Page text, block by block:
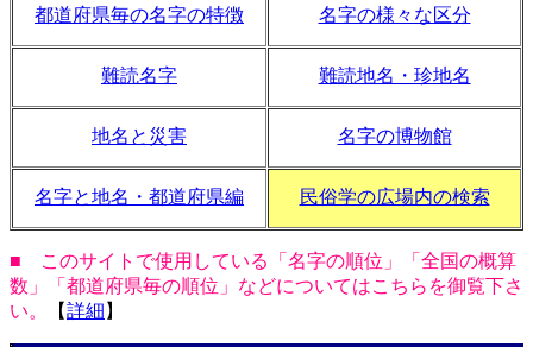
都道府県毎の名字の特徴 名字の様々な区分
難読名字 難読地名・珍地名
地名と災害 名字の博物館
名字と地名・都道府県編 民俗学の広場内の検索
■ このサイトで使用している「名字の順位」「全国の概算
数」「都道府県毎の順位」などについてはこちらを御覧下さ
い。
【詳細 】